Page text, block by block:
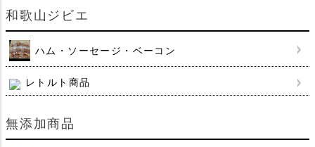
和歌山ジビエ
ハム・ソーセージ・ベーコン
レトルト商品
無添加商品